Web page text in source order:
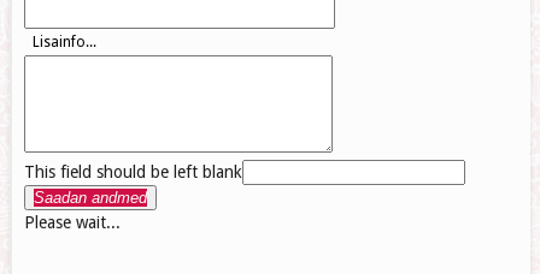
Lisainfo...
This field should be left blank
Saadan andmed
Please wait...